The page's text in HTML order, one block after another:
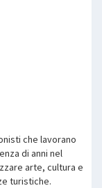
che lavorano
di anni nel
arte, cultura e
turistiche.